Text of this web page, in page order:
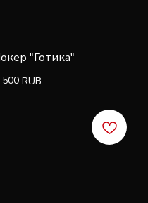
"Готика"
RUB